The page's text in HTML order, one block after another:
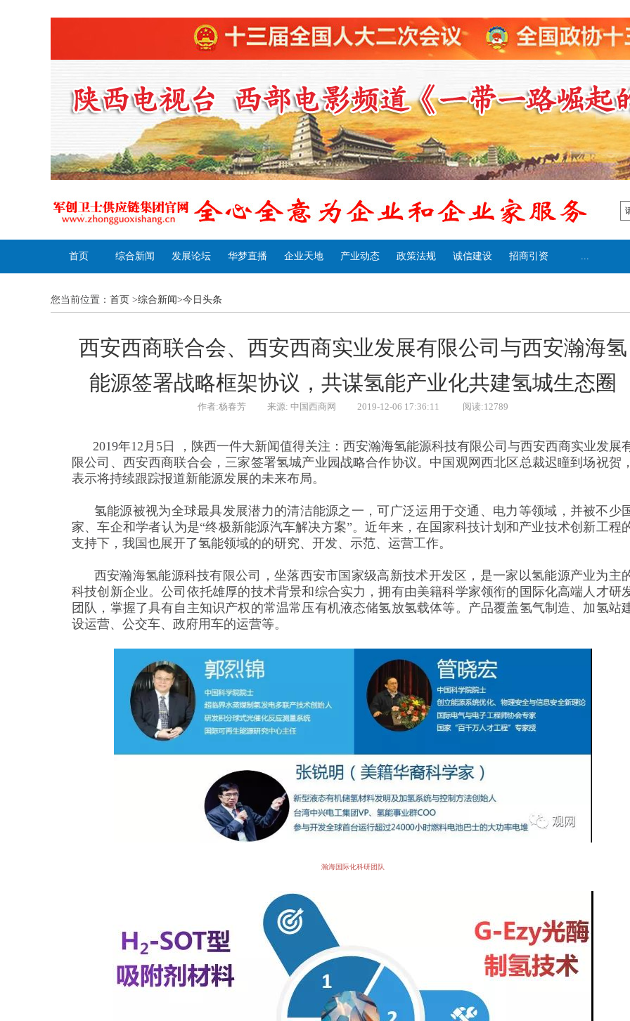
首页 综合新闻 发展论坛 华梦直播 企业天地 产业动态 政策法规 诚信建设 招商引资 ...
您当前位置： 首页 >综合新闻>今日头条
西安西商联合会、西安西商实业发展有限公司与西安瀚海氢
能源签署战略框架协议，共谋氢能产业化共建氢城生态圈
作者:杨春芳 来源: 中国西商网 2019-12-06 17:36:11 阅读:12789
2019年12 月 5 日 ，陕西一件大新闻值得关注：西安瀚海氢能源科技有限公司与西安西商实业发展
限公司、西安西商联合会，三家签署氢城产业园战略合作协议。中国观网西北区总裁迟瞳到场祝贺
表示将持续跟踪报道新能源发展的未来布局。
氢能源被视为全球最具发展潜力的清洁能源之一，可广泛运用于交通、电力等领域，并被不少
家、车企和学者认为是“终极新能源汽车解决方案”。近年来，在国家科技计划和产业技术创新工程
支持下，我国也展开了氢能领域的的研究、开发、示范、运营工作。
西安瀚海氢能源科技有限公司，坐落西安市国家级高新技术开发区，是一家以氢能源产业为主
科技创新企业。公司依托雄厚的技术背景和综合实力，拥有由美籍科学家领衔的国际化高端人才研
团队，掌握了具有自主知识产权的常温常压有机液态储氢放氢载体等。产品覆盖氢气制造、加氢站
设运营、公交车、政府用车的运营等。
瀚海国际化科研团队